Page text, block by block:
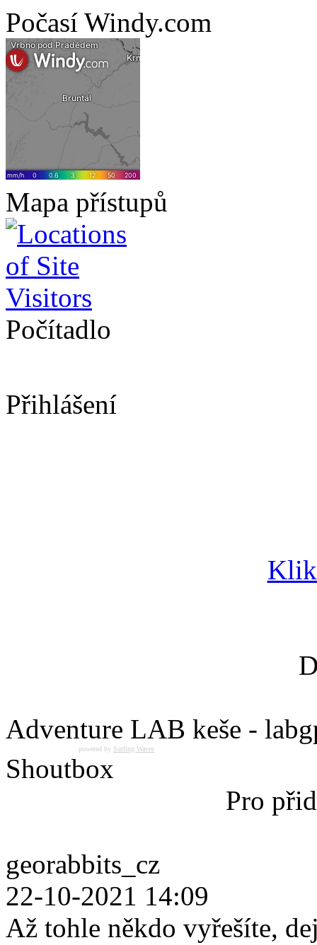
Počasí Windy.com
Mapa přístupů
Počítadlo
Přihlášení
Adventure LAB keše -
powered by Surfing Waves
Shoutbox
Pro
georabbits_cz
22-10-2021 14:09
Až tohle někdo vyřešíte,